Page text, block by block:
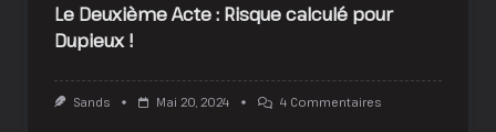
Le Deuxième Acte : Risque calculé pour
Dupieux !
Sands Mai 20, 2024 4 CommentairesSur